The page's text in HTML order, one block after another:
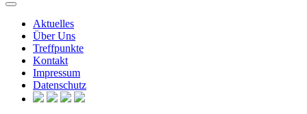
Aktuelles
Über Uns
Treffpunkte
Kontakt
Impressum
Datenschutz